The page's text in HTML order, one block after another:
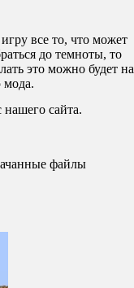
все то, что может
до темноты, то
это можно будет на
мода.
сайта.
файлы